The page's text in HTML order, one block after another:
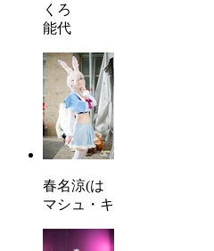
くろ
能代
春名涼(は
マシュ・キ